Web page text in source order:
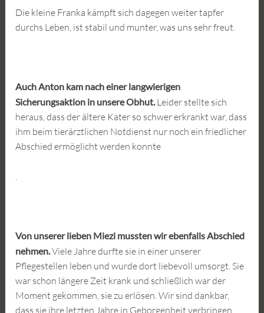
Die kleine Franka kämpft sich dagegen weiter tapfer
durchs Leben, ist stabil und munter, was uns sehr freut.
Auch Anton kam nach einer langwierigen
Sicherungsaktion in unsere Obhut.Leider stellte sich
heraus, dass der ältere Kater so schwer erkrankt war, dass
ihm beim tierärztlichen Notdienst nur noch ein friedlicher
Abschied ermöglicht werden konnte
Von unserer lieben Miezi mussten wir ebenfalls Abschied
nehmen.Viele Jahre durfte sie in einer unserer
Pflegestellen leben und wurde dort liebevoll umsorgt. Sie
war schon längere Zeit krank und schließlich war der
Moment gekommen, sie zu erlösen. Wir sind dankbar,
dass sie ihre letzten Jahre in Geborgenheit verbringen